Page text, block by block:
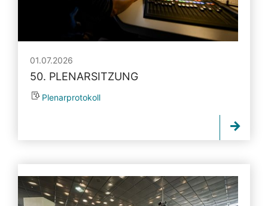
01.07.2026
50. PLENARSITZUNG
Plenarprotokoll